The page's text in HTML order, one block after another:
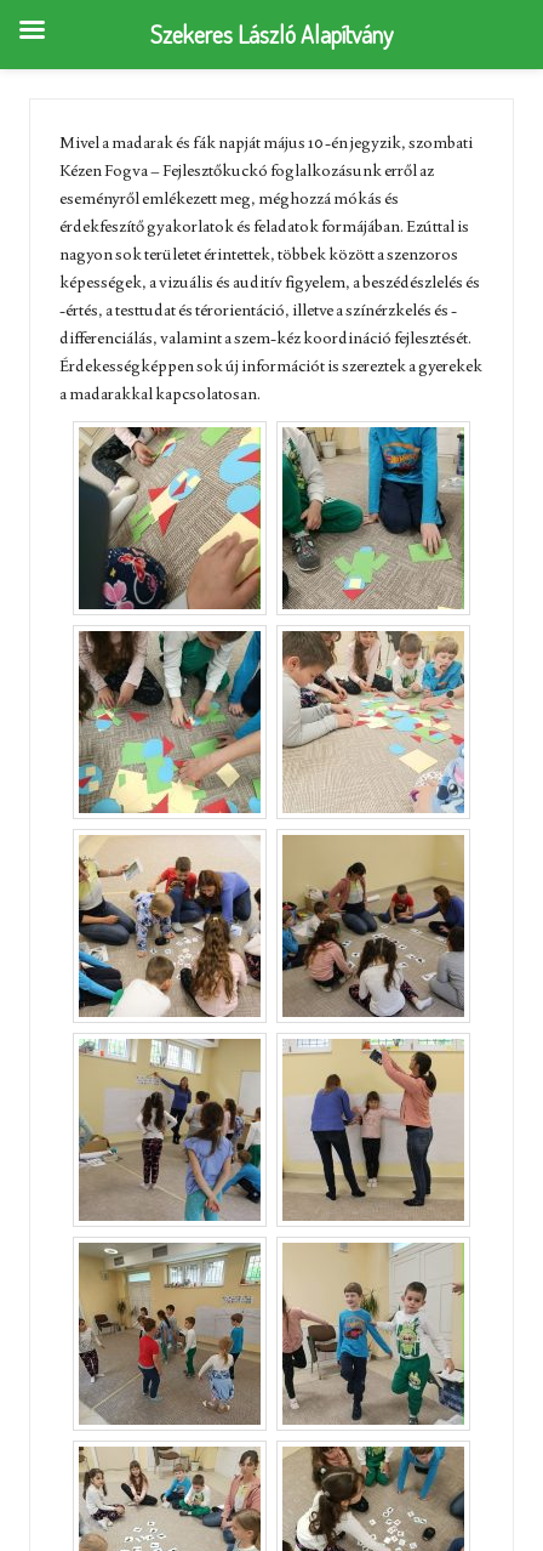
Mivel a madarak és fák napját május 10-én jegyzik, szombati
Kézen Fogva – Fejlesztőkuckó foglalkozásunk erről az
eseményről emlékezett meg, méghozzá mókás és
érdekfeszítő gyakorlatok és feladatok formájában. Ezúttal is
nagyon sok területet érintettek, többek között a szenzoros
képességek, a vizuális és auditív figyelem, a beszédészlelés és
-értés, a testtudat és térorientáció, illetve a színérzkelés és -
differenciálás, valamint a szem-kéz koordináció fejlesztését.
Érdekességképpen sok új információt is szereztek a gyerekek
a madarakkal kapcsolatosan.
Szekeres László Alapítvány